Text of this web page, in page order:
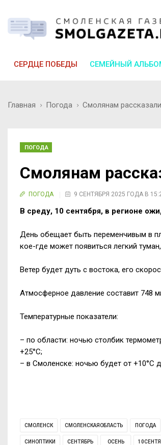
СЕРДЦЕ ПОБЕДЫ СЕМЕЙНЫЙ
Главная Погода Смолянам
ПОГОДА
Смолянам
ПОГОДА 9 СЕНТЯБРЯ 2025 ГОДА В
В среду, 10 сентября, в регионе
День обещает быть переменчивым в
кое-где может появиться легкий
Ветер будет дуть с востока, его
Атмосферное давление составит 748
Температурные показатели:
– по области: ночью столбик
+25°С;
– в Смоленске: ночью будет от +10°С
СМОЛЕНСК СМОЛЕНСКАЯОБЛАСТЬ ПОГОДА
СИНОПТИКИ СЕНТЯБРЬ ОСЕНЬ